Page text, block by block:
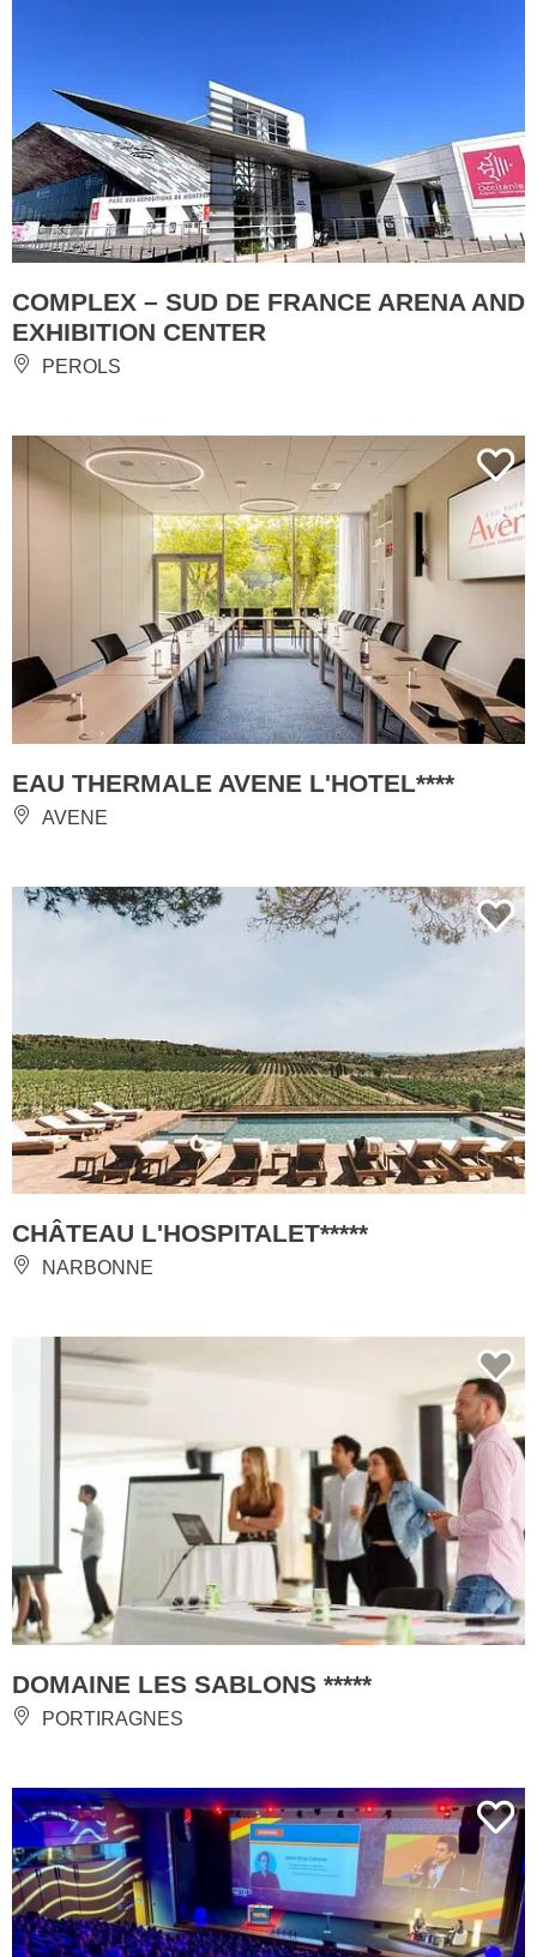
COMPLEX – SUD DE FRANCE ARENA AND
EXHIBITION CENTER
PEROLS
EAU THERMALE AVENE L'HOTEL****
AVENE
CHÂTEAU L'HOSPITALET*****
NARBONNE
DOMAINE LES SABLONS *****
PORTIRAGNES